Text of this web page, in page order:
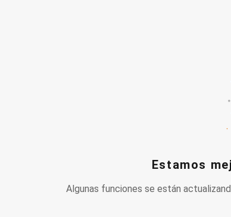
Estamos
Algunas funciones se están